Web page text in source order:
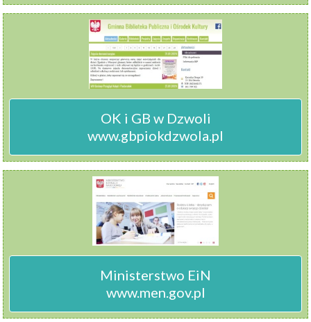
OK i GB w Dzwoli
www.gbpiokdzwola.pl
Ministerstwo EiN
www.men.gov.pl